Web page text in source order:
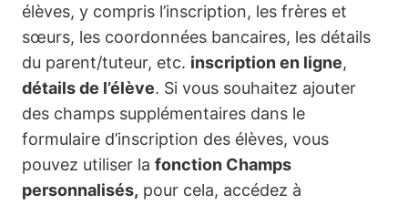
élèves, y compris l’inscription, les frères et
sœurs, les coordonnées bancaires, les détails
du parent/tuteur, etc. inscription en ligne,
détails de l’élève. Si vous souhaitez ajouter
des champs supplémentaires dans le
formulaire d’inscription des élèves, vous
pouvez utiliser la fonction Champs
personnalisés, pour cela, accédez à